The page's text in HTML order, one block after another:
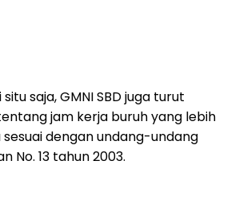
saja, GMNI SBD juga turut
jam kerja buruh yang lebih
dengan undang-undang
No. 13 tahun 2003.